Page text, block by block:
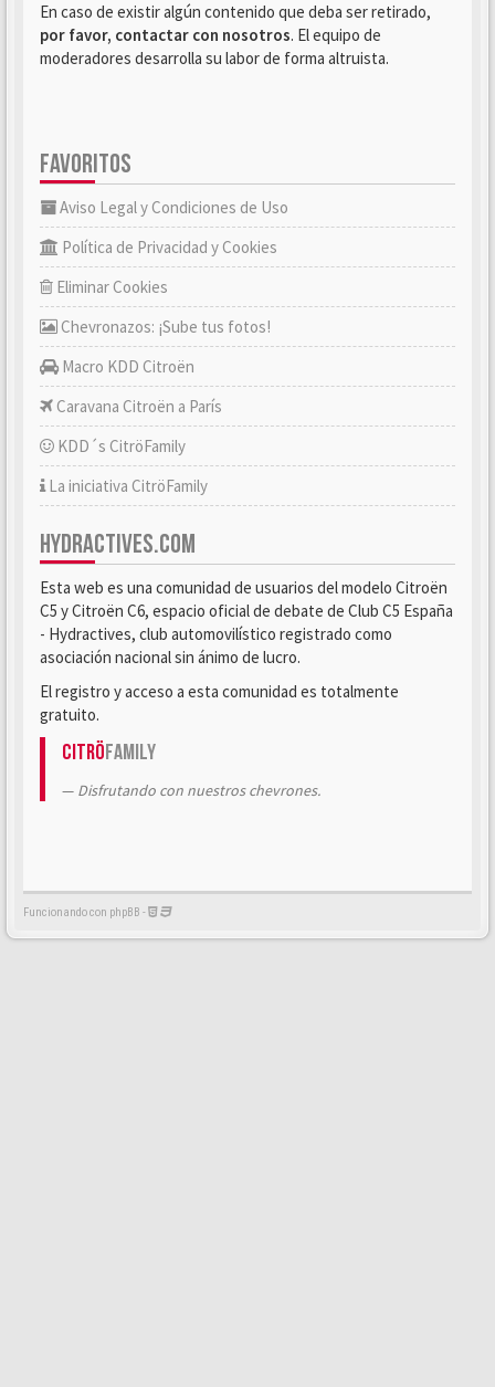
En caso de existir algún contenido que deba ser retirado,
por favor, contactar con nosotros. El equipo de
moderadores desarrolla su labor de forma altruista.
FAVORITOS
Aviso Legal y Condiciones de Uso
Política de Privacidad y Cookies
Eliminar Cookies
Chevronazos: ¡Sube tus fotos!
Macro KDD Citroën
Caravana Citroën a París
KDD´s CitröFamily
La iniciativa CitröFamily
HYDRACTIVES.COM
Esta web es una comunidad de usuarios del modelo Citroën
C5 y Citroën C6, espacio oficial de debate de Club C5 España
- Hydractives, club automovilístico registrado como
asociación nacional sin ánimo de lucro.
El registro y acceso a esta comunidad es totalmente
gratuito.
CitröFamily
Disfrutando con nuestros chevrones.
Funcionando con phpBB -